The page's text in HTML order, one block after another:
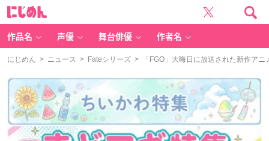
作品名 声優 舞台俳優 作者名
にじめん > ニュース > Fateシリーズ > 「FGO」大晦日に放送された新作ア